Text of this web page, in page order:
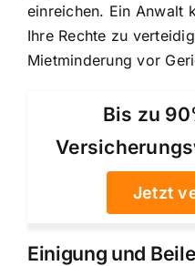
einreichen. Ein Anwalt
Ihre Rechte zu
Mietminderung vor
Bis zu
Jetzt
Einigung und